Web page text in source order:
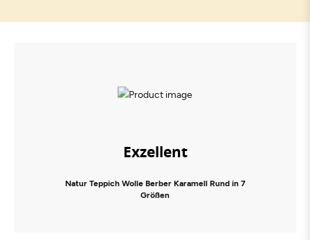
Exzellent
Natur Teppich Wolle Berber Karamell Rund in 7
Größen